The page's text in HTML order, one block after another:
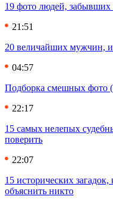
19 фото людей,
21:51
20 величайших мужчин,
04:57
Подборка смешных фото
22:17
15 самых нелепых
поверить
22:07
15 исторических
объяснить никто